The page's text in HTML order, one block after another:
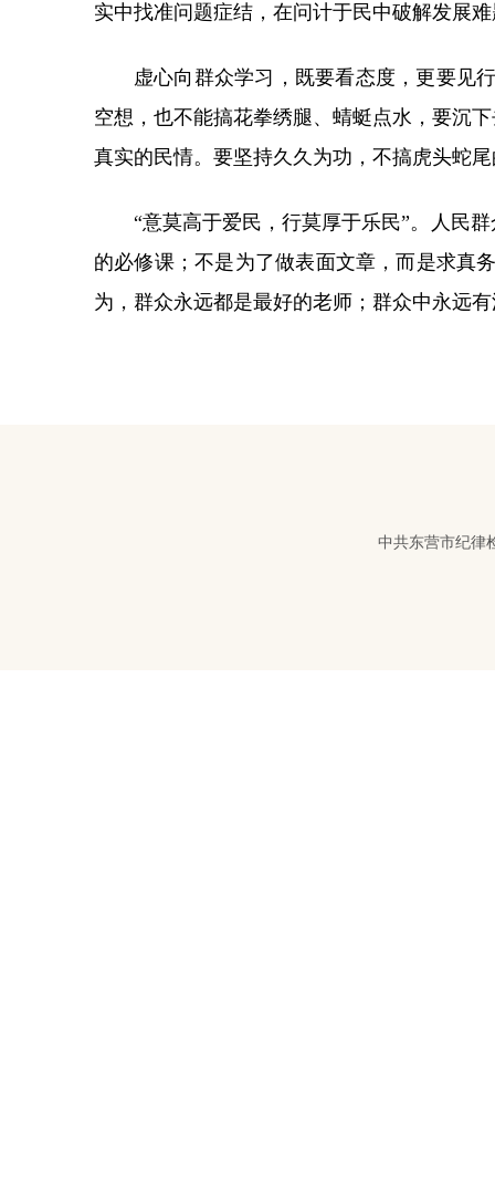
实中找准问题症结，在问计于民中破解发展
虚心向群众学习，既要看态度，更要见
空想，也不能搞花拳绣腿、蜻蜓点水，要沉
真实的民情。要坚持久久为功，不搞虎头蛇
“意莫高于爱民，行莫厚于乐民”。人民
的必修课；不是为了做表面文章，而是求真
为，群众永远都是最好的老师；群众中永远
中共东营市纪